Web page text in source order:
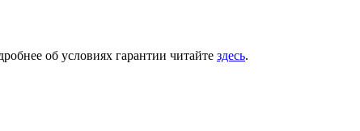
об условиях гарантии читайте здесь.